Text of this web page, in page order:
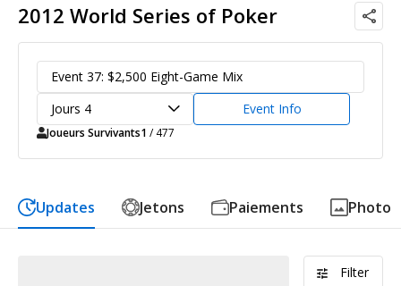
2012 World Series of Poker
Event 37: $2,500 Eight-Game Mix
Jours 4
Event Info
Joueurs Survivants1 / 477
Updates Jetons Paiements Photo
Filter